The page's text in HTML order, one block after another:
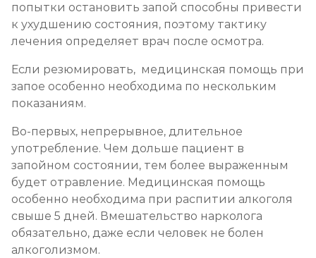
попытки остановить запой способны привести
к ухудшению состояния, поэтому тактику
лечения определяет врач после осмотра.
Если резюмировать, медицинская помощь при
запое особенно необходима по нескольким
показаниям.
Во-первых, непрерывное, длительное
употребление. Чем дольше пациент в
запойном состоянии, тем более выраженным
будет отравление. Медицинская помощь
особенно необходима при распитии алкоголя
свыше 5 дней. Вмешательство нарколога
обязательно, даже если человек не болен
алкоголизмом.